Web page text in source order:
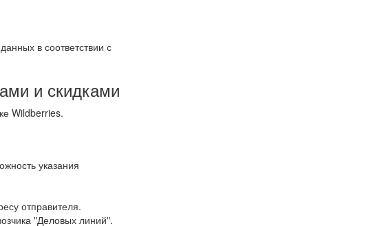
в соответствии с
и скидками
Wildberries.
указания
отправителя.
"Деловых линий".